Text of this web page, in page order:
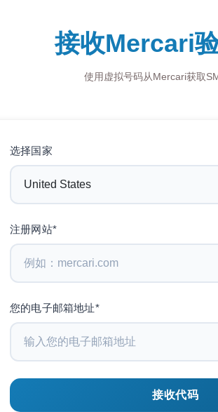
接收Mercari
使用虚拟号码从Mercari获取
选择国家
注册网站*
您的电子邮箱地址*
接收代码